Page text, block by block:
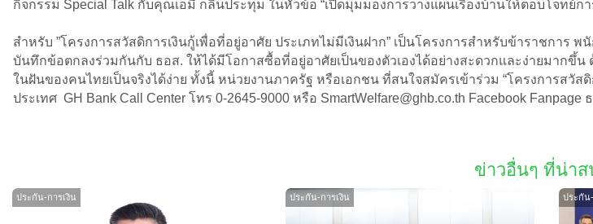
กิจกรรม Special Talk กับคุณเอมี่ กลิ่นประทุม ในหัวข้อ “เปิดมุมมองการวางแผนเรื่องบ้านให้ตอบโจทย์ก
สำหรับ ”โครงการสวัสดิการเงินกู้เพื่อที่อยู่อาศัย ประเภทไม่มีเงินฝาก” เป็นโครงการสำหรับข้าราชกา
บันทึกข้อตกลงร่วมกันกับ ธอส. ให้ได้มีโอกาสซื้อที่อยู่อาศัยเป็นของตัวเองได้อย่างสะดวกและง่ายมากขึ้น
ในฝันของคนไทยเป็นจริงได้ง่าย ทั้งนี้ หน่วยงานภาครัฐ หรือเอกชน ที่สนใจสมัครเข้าร่วม “โครงการสวั
ประเทศ GH Bank Call Center โทร 0-2645-9000 หรือ SmartWelfare@ghb.co.th Facebook Fanpage
ข่าวอื่นๆ ที่น่าส
ประกัน-การเงิน ประกัน-การเงิน ประกัน